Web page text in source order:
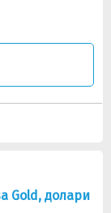
Gold, долари